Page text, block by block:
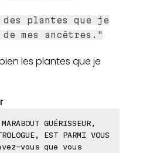
des plantes que je
mes ancêtres."
les plantes que je
GUÉRISSEUR,
EST PARMI VOUS
vous que vous